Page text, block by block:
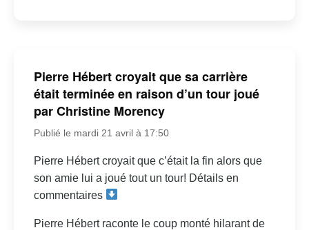
Pierre Hébert croyait que sa carrière
était terminée en raison d’un tour joué
par Christine Morency
Publié le mardi 21 avril à 17:50
Pierre Hébert croyait que c’était la fin alors que
son amie lui a joué tout un tour! Détails en
commentaires
Pierre Hébert raconte le coup monté hilarant de